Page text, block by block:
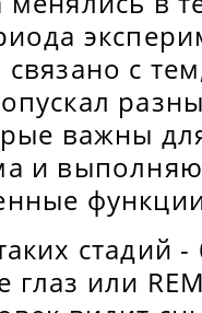
с
важны
и
стадий -
глаз или